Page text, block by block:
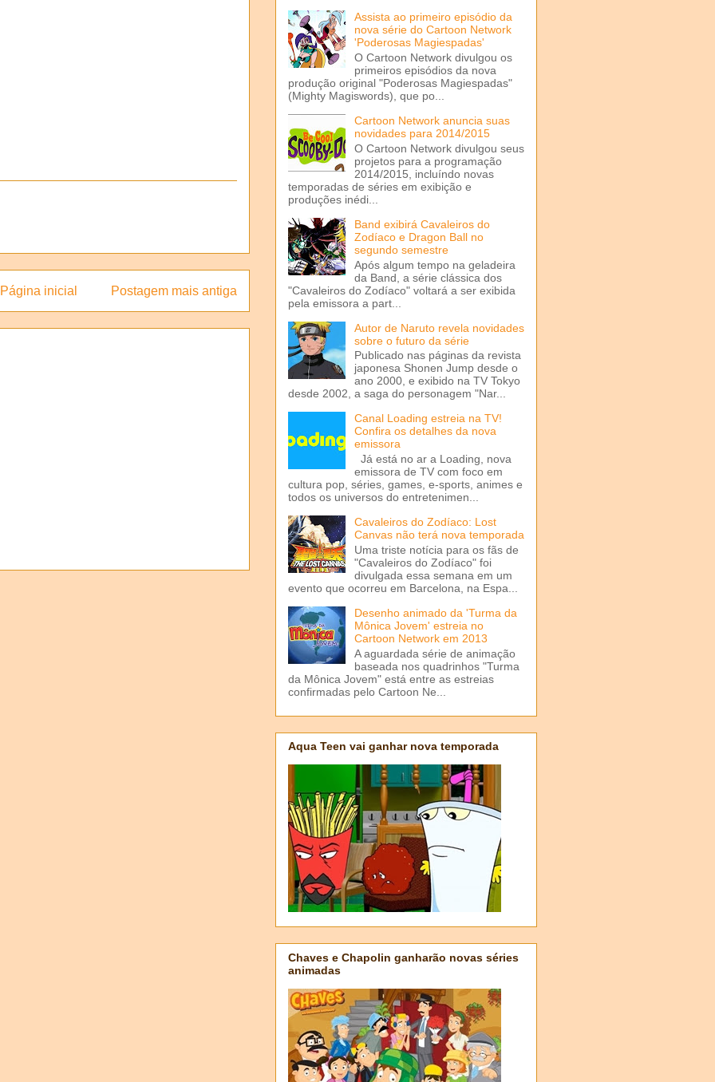
Postagem mais antiga
Página inicial
Assista ao primeiro episódio da
nova série do Cartoon Network
'Poderosas Magiespadas'
O Cartoon Network divulgou os
primeiros episódios da nova
produção original "Poderosas Magiespadas"
(Mighty Magiswords), que po...
Cartoon Network anuncia suas
novidades para 2014/2015
O Cartoon Network divulgou seus
projetos para a programação
2014/2015, incluíndo novas
temporadas de séries em exibição e
produções inédi...
Band exibirá Cavaleiros do
Zodíaco e Dragon Ball no
segundo semestre
Após algum tempo na geladeira
da Band, a série clássica dos
"Cavaleiros do Zodíaco" voltará a ser exibida
pela emissora a part...
Autor de Naruto revela novidades
sobre o futuro da série
Publicado nas páginas da revista
japonesa Shonen Jump desde o
ano 2000, e exibido na TV Tokyo
desde 2002, a saga do personagem "Nar...
Canal Loading estreia na TV!
Confira os detalhes da nova
emissora
Já está no ar a Loading, nova
emissora de TV com foco em
cultura pop, séries, games, e-sports, animes e
todos os universos do entretenimen...
Cavaleiros do Zodíaco: Lost
Canvas não terá nova temporada
Uma triste notícia para os fãs de
"Cavaleiros do Zodíaco" foi
divulgada essa semana em um
evento que ocorreu em Barcelona, na Espa...
Desenho animado da 'Turma da
Mônica Jovem' estreia no
Cartoon Network em 2013
A aguardada série de animação
baseada nos quadrinhos "Turma
da Mônica Jovem" está entre as estreias
confirmadas pelo Cartoon Ne...
Aqua Teen vai ganhar nova temporada
Chaves e Chapolin ganharão novas séries
animadas